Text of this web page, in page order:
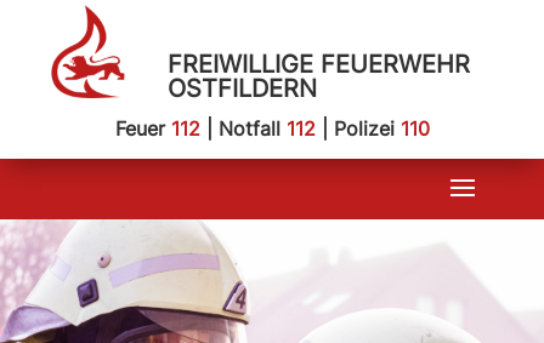
FREIWILLIGE FEUERWEHR
OSTFILDERN
Feuer 112| Notfall 112| Polizei 110